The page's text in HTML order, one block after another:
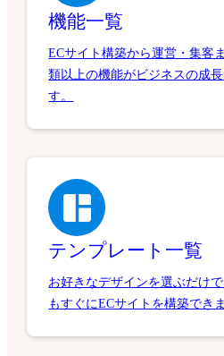
機能一覧
ECサイト構築から運営・集客
類以上の機能がビジネスの成
す。
テンプレート一覧
お好きなデザインを選ぶだけ
もすぐにECサイトを構築できま